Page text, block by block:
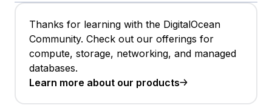
Thanks for learning with the DigitalOcean
Community. Check out our offerings for
compute, storage, networking, and managed
databases.
Learn more about our products